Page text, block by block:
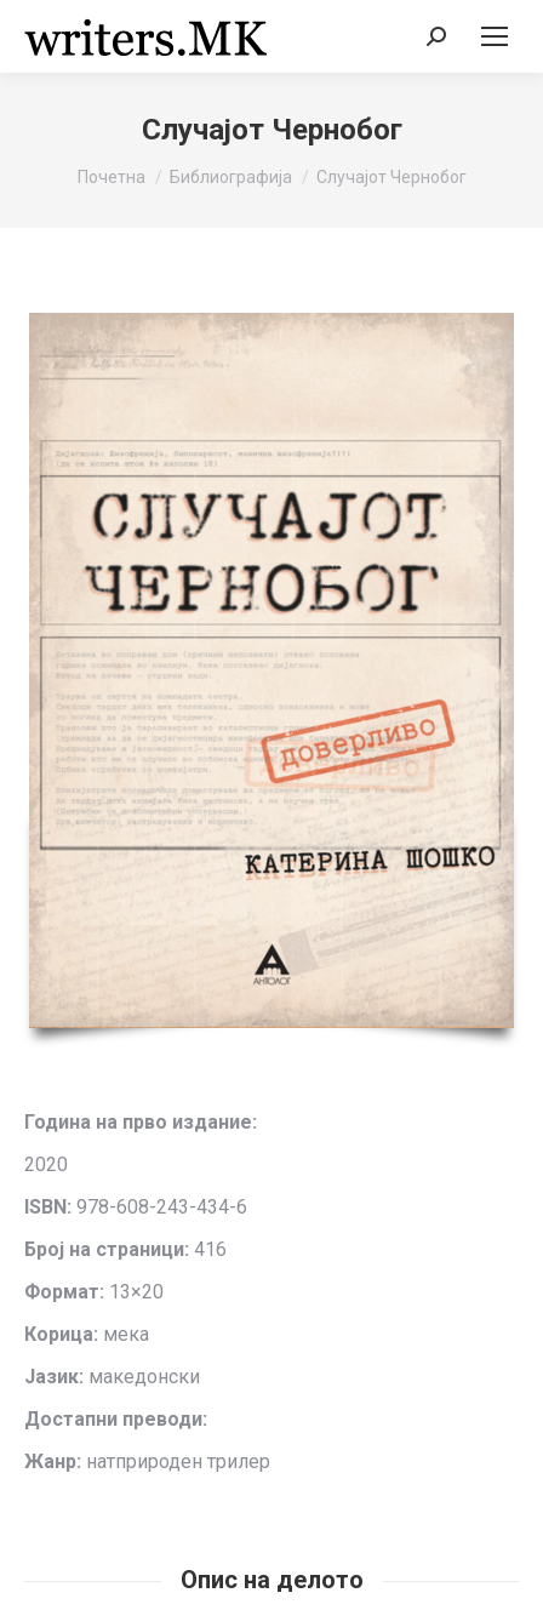
Search:
Случајот Чернобог
You are here:
Почетна Библиографија Случајот Чернобог
Година на прво издание:
2020
ISBN: 978-608-243-434-6
Број на страници: 416
Формат: 13×20
Корица: мека
Јазик: македонски
Достапни преводи:
Жанр: натприроден трилер
Опис на делото